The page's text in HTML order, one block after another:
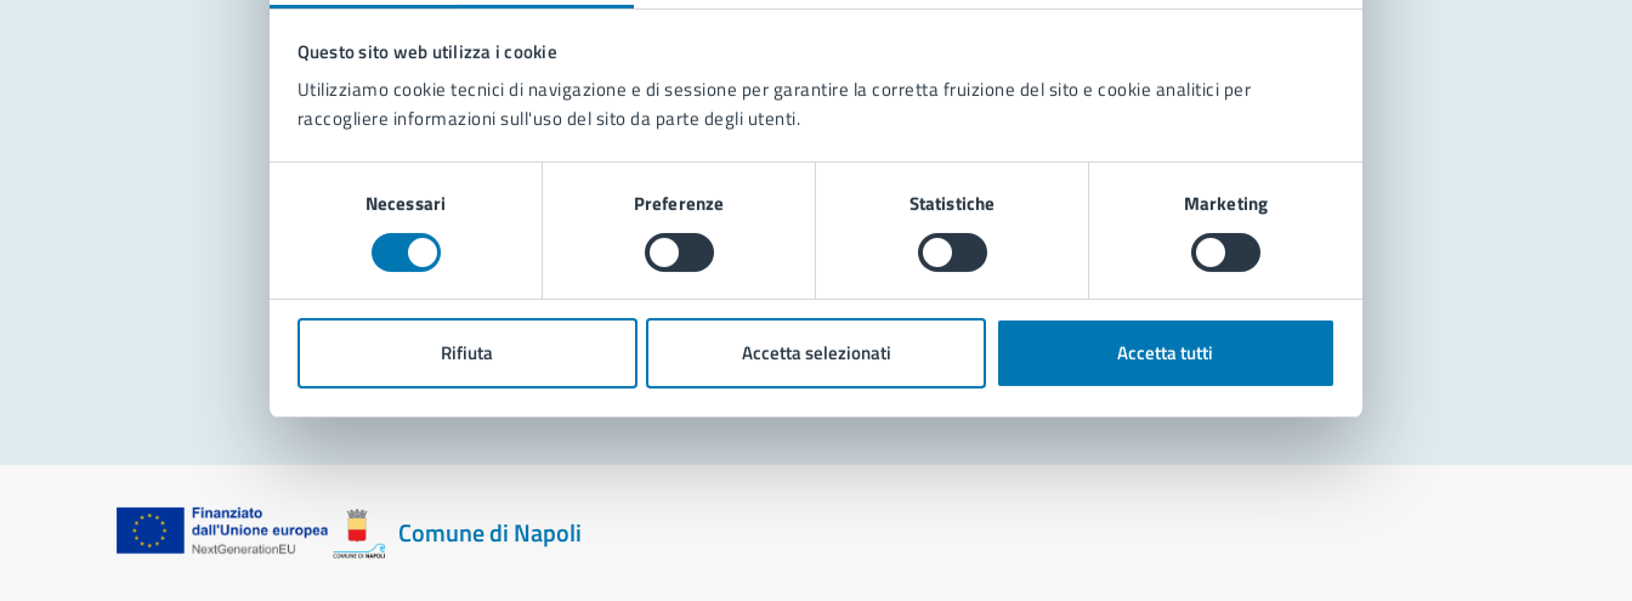
Questo sito web utilizza i cookie
Utilizziamo cookie tecnici di navigazione e di sessione per garantire la corretta fruizione del sito e cookie analitici per
raccogliere informazioni sull'uso del sito da parte degli utenti.
Necessari Preferenze Statistiche Marketing
Rifiuta Accetta selezionati Accetta tutti
Contatta il comune
Richiedi assistenza
Prenota appuntamento
Problemi in città
Comune di Napoli